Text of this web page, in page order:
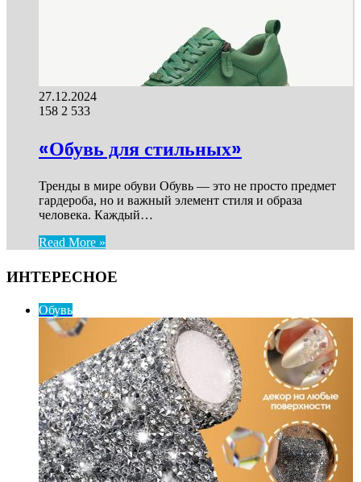
27.12.2024
158 2 533
«Обувь для стильных»
Тренды в мире обуви Обувь — это не просто предмет
гардероба, но и важный элемент стиля и образа
человека. Каждый…
Read More »
ИНТЕРЕСНОЕ
Обувь